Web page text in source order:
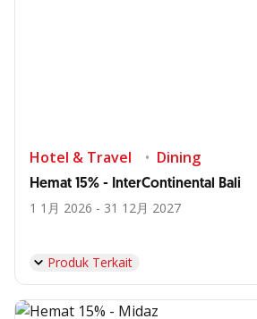
Hotel & Travel Dining
Hemat 15% - InterContinental Bali
1 1月 2026 - 31 12月 2027
Produk Terkait